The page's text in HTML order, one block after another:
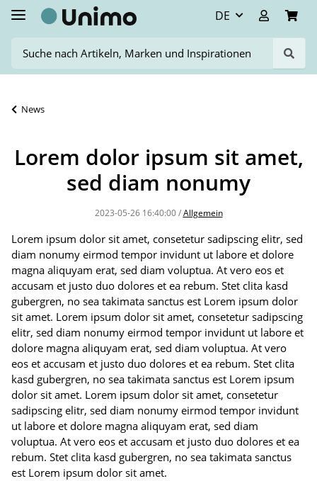
DE
News
Lorem dolor ipsum sit amet,
sed diam nonumy
2023-05-26 16:40:00 /Allgemein
Lorem ipsum dolor sit amet, consetetur sadipscing elitr, sed
diam nonumy eirmod tempor invidunt ut labore et dolore
magna aliquyam erat, sed diam voluptua. At vero eos et
accusam et justo duo dolores et ea rebum. Stet clita kasd
gubergren, no sea takimata sanctus est Lorem ipsum dolor
sit amet. Lorem ipsum dolor sit amet, consetetur sadipscing
elitr, sed diam nonumy eirmod tempor invidunt ut labore et
dolore magna aliquyam erat, sed diam voluptua. At vero
eos et accusam et justo duo dolores et ea rebum. Stet clita
kasd gubergren, no sea takimata sanctus est Lorem ipsum
dolor sit amet. Lorem ipsum dolor sit amet, consetetur
sadipscing elitr, sed diam nonumy eirmod tempor invidunt
ut labore et dolore magna aliquyam erat, sed diam
voluptua. At vero eos et accusam et justo duo dolores et ea
rebum. Stet clita kasd gubergren, no sea takimata sanctus
est Lorem ipsum dolor sit amet.